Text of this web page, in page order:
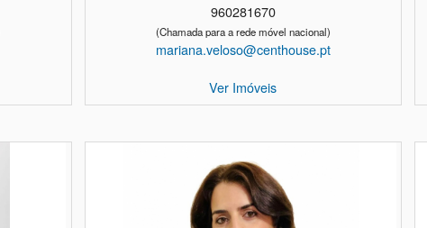
960281670
(Chamada para a rede móvel nacional)
mariana.veloso@centhouse.pt
Ver Imóveis